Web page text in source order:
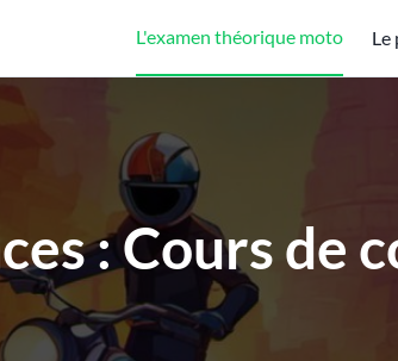
L'examen théorique moto Le
: Cours de